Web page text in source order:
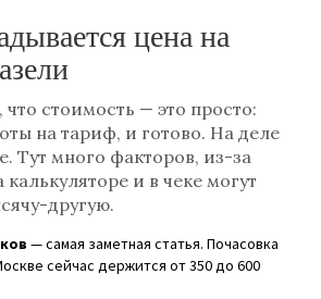
цена на
что стоимость — это просто:
на тариф, и готово. На деле
Тут много факторов, из-за
и в чеке могут
другую.
— самая заметная статья. Почасовка
сейчас держится от 350 до 600